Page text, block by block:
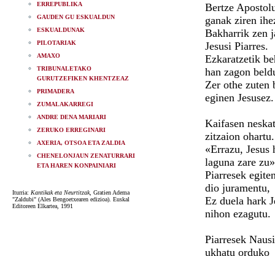
ERREPUBLIKA
GAUDEN GU ESKUALDUN
ESKUALDUNAK
PILOTARIAK
AMAXO
TRIBUNALETAKO
GURUTZEFIKEN KHENTZEAZ
PRIMADERA
ZUMALAKARREGI
ANDRE DENA MARIARI
ZERUKO ERREGINARI
AXERIA, OTSOA ETA ZALDIA
CHENELONJAUN ZENATURRARI
ETA HAREN KONPAINIARI
Iturria: Kantikak eta Neurtitzak, Gratien Adema
"Zaldubi" (Ales Bengoetxearen edizioa). Euskal
Editoreen Elkartea, 1991
Bertze
ganak ziren
Bakharrik zen
Jesusi Piarres.
Ezkaratzetik
han zagon
Zer othe zuten
eginen Jesusez.
Kaifasen
zitzaion ohartu.
«Errazu, Jesus
laguna zare
Piarresek
dio juramentu,
Ez duela hark
nihon ezagutu.
Piarresek
ukhatu orduko